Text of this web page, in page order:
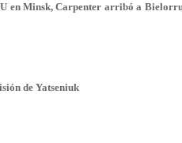
en Minsk, Carpenter arribó a
de Yatseniuk